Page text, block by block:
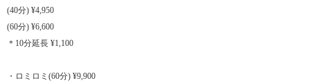
(40分) ¥4,950
(60分) ¥6,600
＊10分延長 ¥1,100
・ロミロミ(60分) ¥9,900